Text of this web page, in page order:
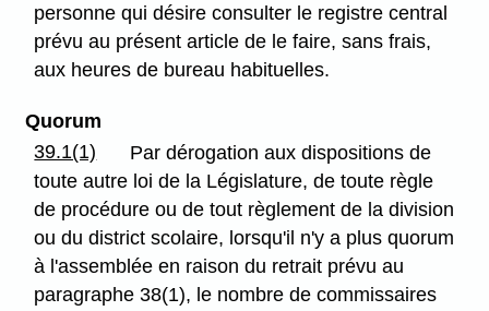
personne qui désire consulter le registre central
prévu au présent article de le faire, sans frais,
aux heures de bureau habituelles.
Quorum
39.1(1)
Par dérogation aux dispositions de
toute autre loi de la Législature, de toute règle
de procédure ou de tout règlement de la division
ou du district scolaire, lorsqu'il n'y a plus quorum
à l'assemblée en raison du retrait prévu au
paragraphe 38(1), le nombre de commissaires